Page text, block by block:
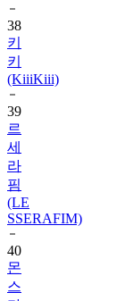
38
키
키
(KiiiKiii)
39
르
세
라
핌
(LE
SSERAFIM)
40
몬
스